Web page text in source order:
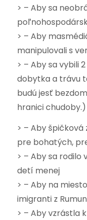
> – Aby sa
> – Aby
manipulovali s
> – Aby sa vybili
dobytka a trávu
budú jesť
hranici chudoby.)
> – Aby
pre bohatých,
> – Aby sa rodilo
detí menej
> – Aby na
imigranti z
> – Aby vzrástla